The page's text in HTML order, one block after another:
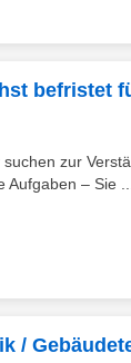
befristet
zur
– Sie ...
/